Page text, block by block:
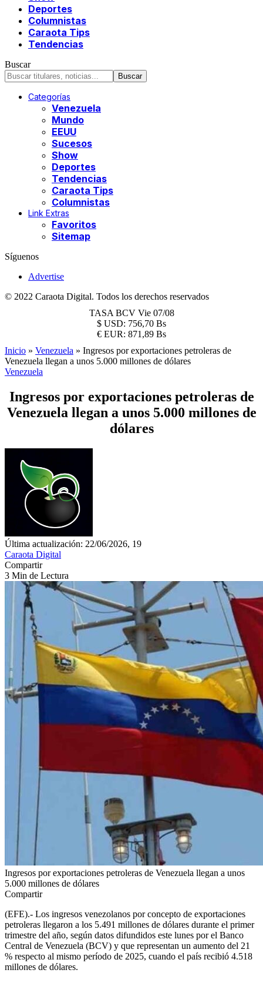
Deportes
Columnistas
Caraota Tips
Tendencias
Buscar
Categorías
Venezuela
Mundo
EEUU
Sucesos
Show
Deportes
Tendencias
Caraota Tips
Columnistas
Link Extras
Favoritos
Sitemap
Síguenos
Advertise
© 2022 Caraota Digital. Todos los derechos reservados
TASA BCV Vie 07/08
$ USD: 756,70 Bs
€ EUR: 871,89 Bs
Inicio » Venezuela » Ingresos por exportaciones petroleras de
Venezuela llegan a unos 5.000 millones de dólares
Venezuela
Ingresos por exportaciones petroleras de
Venezuela llegan a unos 5.000 millones de
dólares
Última actualización: 22/06/2026, 19
Caraota Digital
Compartir
3 Min de Lectura
Ingresos por exportaciones petroleras de Venezuela llegan a unos
5.000 millones de dólares
Compartir
(EFE).- Los ingresos venezolanos por concepto de exportaciones
petroleras llegaron a los 5.491 millones de dólares durante el primer
trimestre del año, según datos difundidos este lunes por el Banco
Central de Venezuela (BCV) y que representan un aumento del 21
% respecto al mismo período de 2025, cuando el país recibió 4.518
millones de dólares.